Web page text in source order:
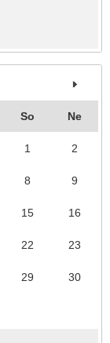
So Ne
1 2
8 9
15 16
22 23
29 30